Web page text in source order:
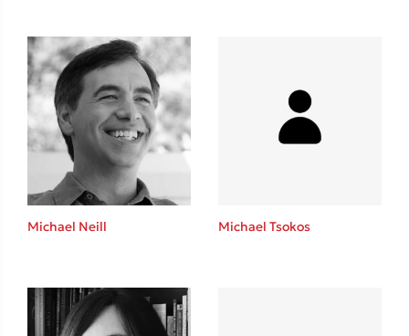
Ιωάννης Γλωσσόπουλος
Ένας γίγαντας στο σχολείο
Δανάη Δεληγεώργη
Michael Neill Michael Tsokos